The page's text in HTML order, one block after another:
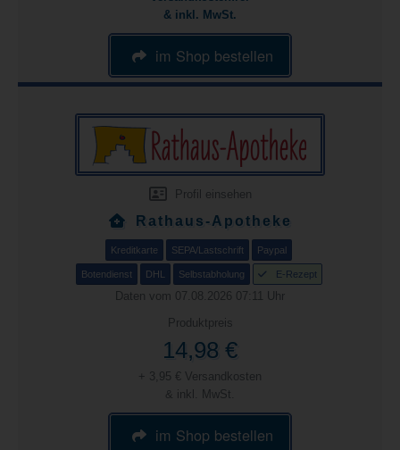
& inkl. MwSt.
im Shop bestellen
Profil einsehen
Rathaus-Apotheke
Kreditkarte SEPA/Lastschrift Paypal
Botendienst DHL Selbstabholung E-Rezept
Daten vom 07.08.2026 07:11 Uhr
Produktpreis
14,98 €
+ 3,95 € Versandkosten
& inkl. MwSt.
im Shop bestellen